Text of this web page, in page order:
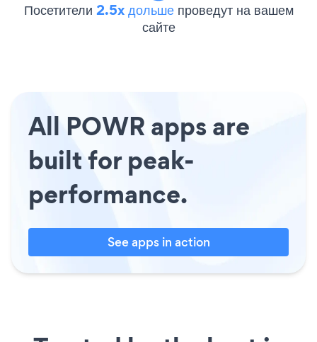
Посетители 2.5x дольше проведут на вашем
сайте
All POWR apps are
built for peak-
performance.
See apps in action